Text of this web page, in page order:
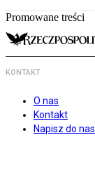
Promowane treści
KONTAKT
O nas
Kontakt
Napisz do nas